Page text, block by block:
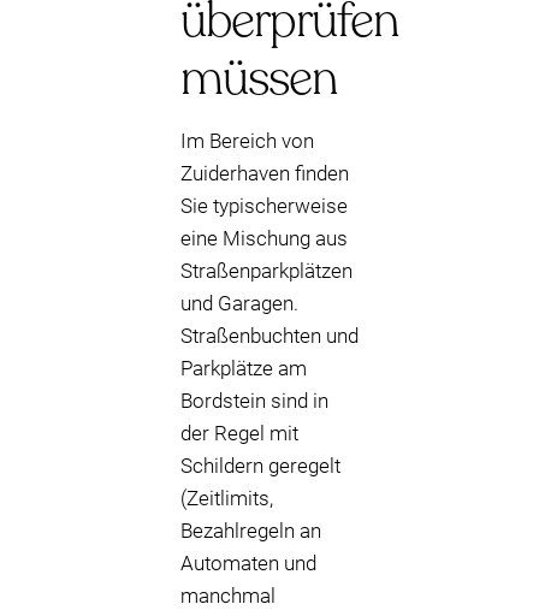
überprüfen
müssen
Im Bereich von
Zuiderhaven finden
Sie typischerweise
eine Mischung aus
Straßenparkplätzen
und Garagen.
Straßenbuchten und
Parkplätze am
Bordstein sind in
der Regel mit
Schildern geregelt
(Zeitlimits,
Bezahlregeln an
Automaten und
manchmal